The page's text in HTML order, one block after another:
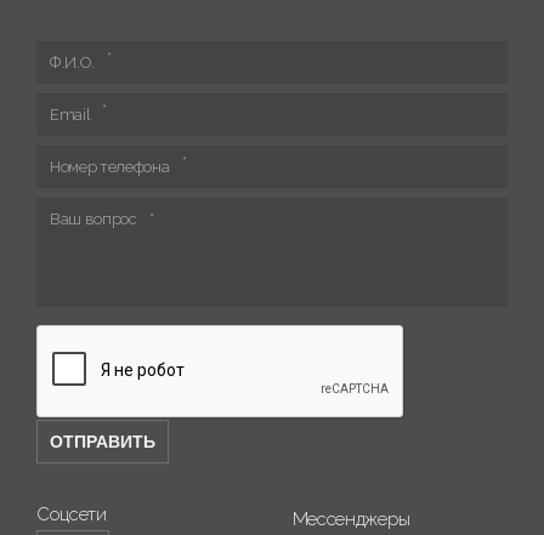
Ф.И.О.
Email
Номер телефона
Ваш вопрос
Соцсети Мессенджеры